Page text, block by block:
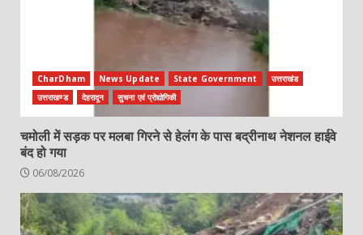
CharDham News Update State Government
उत्तराखंड
उत्तराखण्ड
देहरादून सुचना एवं प्रोद्योगिकी
चमोली में सड़क पर मलबा गिरने से हेलंग के पास बद्रीनाथ नेशनल हाईवे
बंद हो गया
06/08/2026